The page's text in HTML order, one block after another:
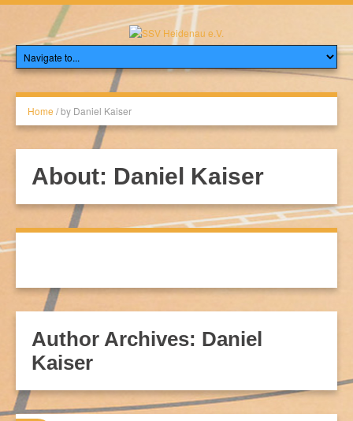
Home /by Daniel Kaiser
About: Daniel Kaiser
Author Archives: Daniel
Kaiser